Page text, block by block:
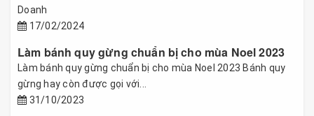
Doanh
17/02/2024
Làm bánh quy gừng chuẩn bị cho mùa Noel 2023
Làm bánh quy gừng chuẩn bị cho mùa Noel 2023 Bánh quy
gừng hay còn được gọi với...
31/10/2023